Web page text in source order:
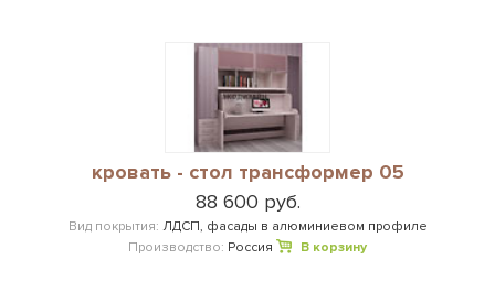
кровать - стол трансформер 05
88 600 руб.
Вид покрытия: ЛДСП, фасады в алюминиевом профиле
Производство: Россия В корзину